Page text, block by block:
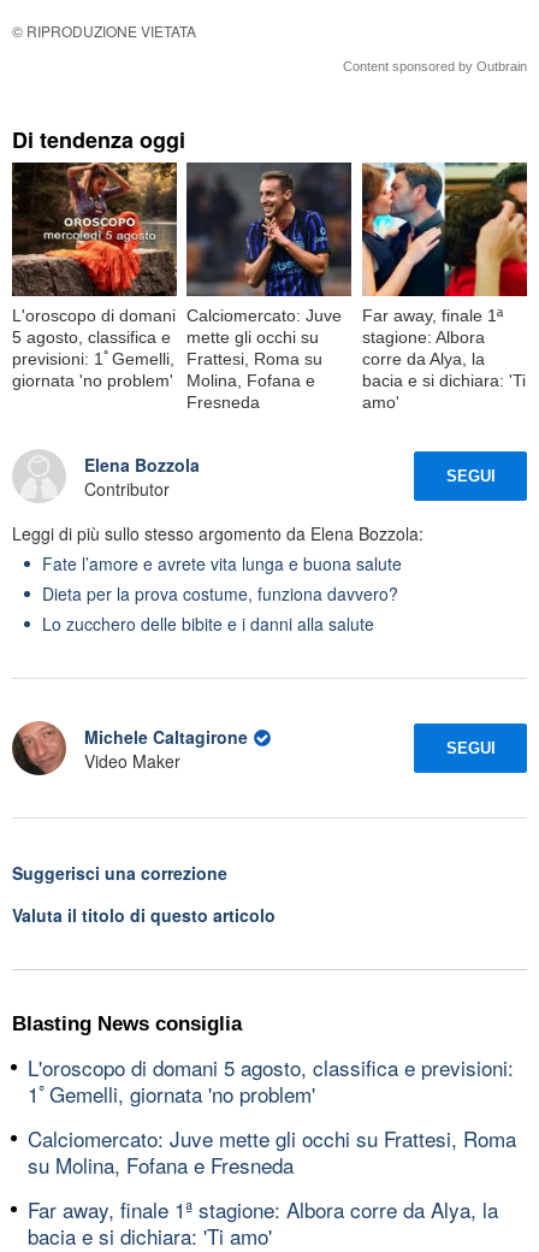
© RIPRODUZIONE VIETATA
Content sponsored by Outbrain
Di tendenza oggi
L'oroscopo di domani
5 agosto, classifica e
previsioni: 1ﾟGemelli,
giornata 'no problem'
Calciomercato: Juve
mette gli occhi su
Frattesi, Roma su
Molina, Fofana e
Fresneda
Far away, finale 1ª
stagione: Albora
corre da Alya, la
bacia e si dichiara: 'Ti
amo'
Elena Bozzola
Contributor
SEGUI
Leggi di più sullo stesso argomento da Elena Bozzola:
Fate l’amore e avrete vita lunga e buona salute
Dieta per la prova costume, funziona davvero?
Lo zucchero delle bibite e i danni alla salute
Michele Caltagirone
Video Maker
SEGUI
Suggerisci una correzione
Valuta il titolo di questo articolo
Blasting News consiglia
L'oroscopo di domani 5 agosto, classifica e previsioni:
1ﾟGemelli, giornata 'no problem'
Calciomercato: Juve mette gli occhi su Frattesi, Roma
su Molina, Fofana e Fresneda
Far away, finale 1ª stagione: Albora corre da Alya, la
bacia e si dichiara: 'Ti amo'